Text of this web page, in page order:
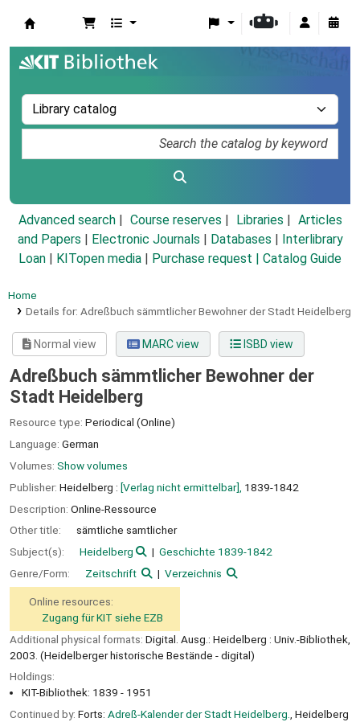
Advanced search Course reserves Libraries
Articles
and Papers
Electronic Journals Databases
Interlibrary
Loan
KITopen media Purchase request | Catalog Guide
Home
Details for: Adreßbuch sämmtlicher Bewohner der Stadt Heidelberg
Normal view MARC view ISBD view
Adreßbuch sämmtlicher Bewohner der
Stadt Heidelberg
Resource type: Periodical (Online)
Language: German
Volumes: Show volumes
Publisher: Heidelberg : [Verlag nicht ermittelbar], 1839-1842
Description: Online-Ressource
Other title:
sämtliche samtlicher
Subject(s):
Heidelberg
Geschichte 1839-1842
Genre/Form:
Zeitschrift Verzeichnis
Online resources:
Zugang für KIT siehe EZB
Additional physical formats: Digital. Ausg.: Heidelberg : Univ.-Bibliothek,
2003. (Heidelberger historische Bestände - digital)
Holdings:
KIT-Bibliothek: 1839 - 1951
Continued by: Forts: Adreß-Kalender der Stadt Heidelberg.
, Heidelberg